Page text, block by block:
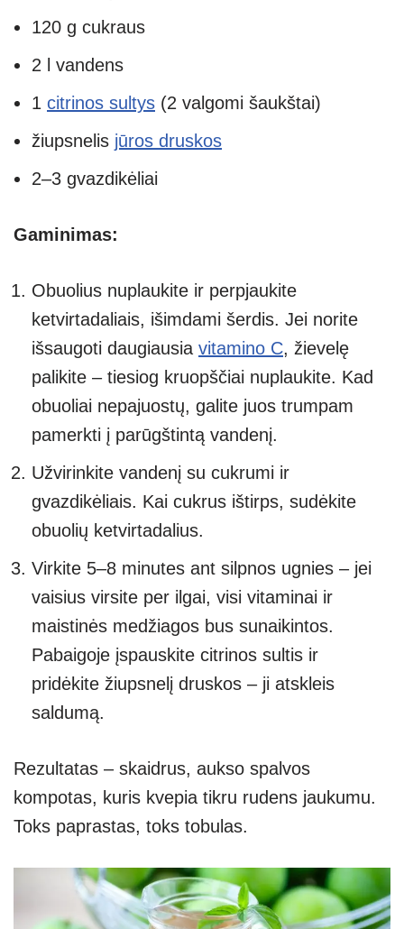
120 g cukraus
2 l vandens
1 citrinos sultys (2 valgomi šaukštai)
žiupsnelis jūros druskos
2–3 gvazdikėliai
Gaminimas:
Obuolius nuplaukite ir perpjaukite
ketvirtadaliais, išimdami šerdis. Jei norite
išsaugoti daugiausia vitamino C, žievelę
palikite – tiesiog kruopščiai nuplaukite. Kad
obuoliai nepajuostų, galite juos trumpam
pamerkti į parūgštintą vandenį.
Užvirinkite vandenį su cukrumi ir
gvazdikėliais. Kai cukrus ištirps, sudėkite
obuolių ketvirtadalius.
Virkite 5–8 minutes ant silpnos ugnies – jei
vaisius virsite per ilgai, visi vitaminai ir
maistinės medžiagos bus sunaikintos.
Pabaigoje įspauskite citrinos sultis ir
pridėkite žiupsnelį druskos – ji atskleis
saldumą.
Rezultatas – skaidrus, aukso spalvos
kompotas, kuris kvepia tikru rudens jaukumu.
Toks paprastas, toks tobulas.